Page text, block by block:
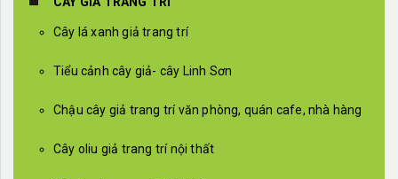
Cây lá xanh giả trang trí
Tiểu cảnh cây giả- cây Linh Sơn
Chậu cây giả trang trí văn phòng, quán cafe, nhà hàng
Cây oliu giả trang trí nội thất